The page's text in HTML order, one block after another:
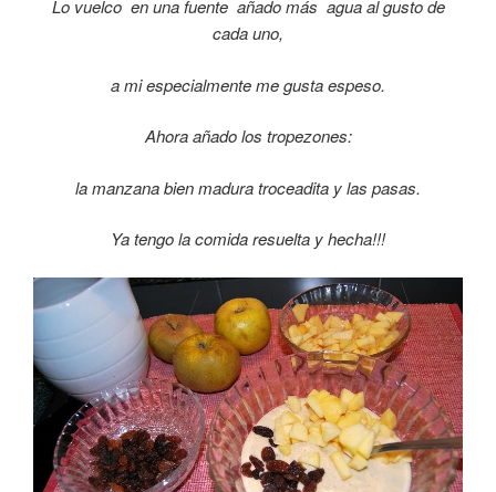
Lo vuelco en una fuente añado más agua al gusto de
cada uno,
a mi especialmente me gusta espeso.
Ahora añado los tropezones:
la manzana bien madura troceadita y las pasas.
Ya tengo la comida resuelta y hecha!!!